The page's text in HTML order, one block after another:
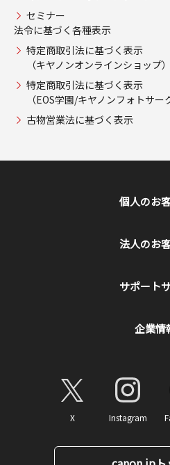
セミナー
法令に基づく各種表示
特定商取引法に基づく表示
（キヤノンオンラインショップ）
特定商取引法に基づく表示
（EOS学園/キヤノンフォトサー
古物営業法に基づく表示
個人のお
法人のお
サポート
企業情
X Instagram